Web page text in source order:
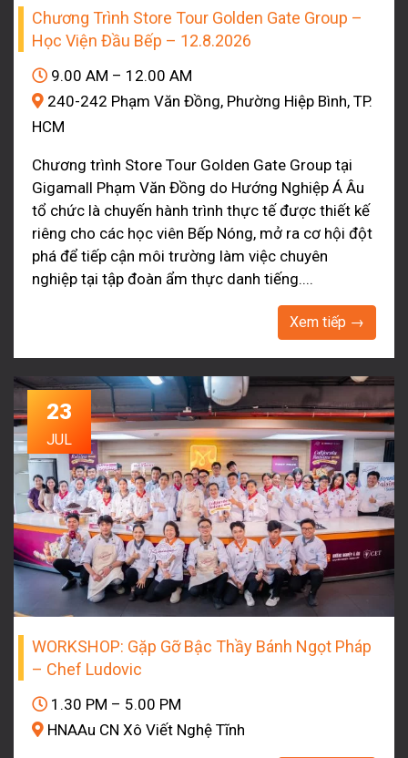
Chương Trình Store Tour Golden Gate Group –
Học Viện Đầu Bếp – 12.8.2026
9.00 AM – 12.00 AM
240-242 Phạm Văn Đồng, Phường Hiệp Bình, TP.
HCM
Chương trình Store Tour Golden Gate Group tại
Gigamall Phạm Văn Đồng do Hướng Nghiệp Á Âu
tổ chức là chuyến hành trình thực tế được thiết kế
riêng cho các học viên Bếp Nóng, mở ra cơ hội đột
phá để tiếp cận môi trường làm việc chuyên
nghiệp tại tập đoàn ẩm thực danh tiếng....
Xem tiếp →
23
JUL
WORKSHOP: Gặp Gỡ Bậc Thầy Bánh Ngọt Pháp
– Chef Ludovic
1.30 PM – 5.00 PM
HNAAu CN Xô Viết Nghệ Tĩnh